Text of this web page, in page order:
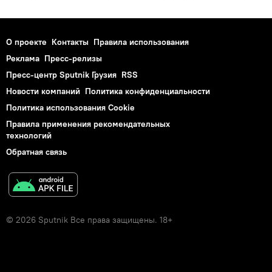
О проекте Контакты Правила использования
Реклама Пресс-релизы
Пресс-центр Sputnik Грузия RSS
Новости компаний Политика конфиденциальности
Политика использования Cookie
Правила применения рекомендательных
технологий
Обратная связь
© 2026 Sputnik Все права защищены. 18+